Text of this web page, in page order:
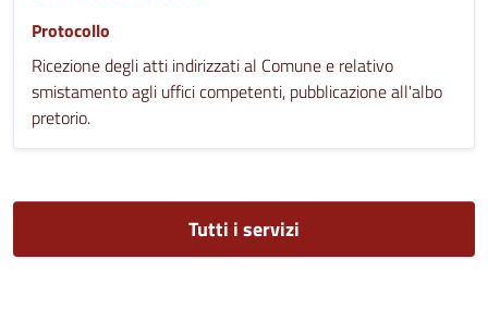
Protocollo
Ricezione degli atti indirizzati al Comune e relativo
smistamento agli uffici competenti, pubblicazione all'albo
pretorio.
Tutti i servizi